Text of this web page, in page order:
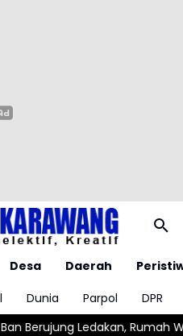
Desa Daerah
Dunia Parpol
DPR
Selatan Terbakar Resmi